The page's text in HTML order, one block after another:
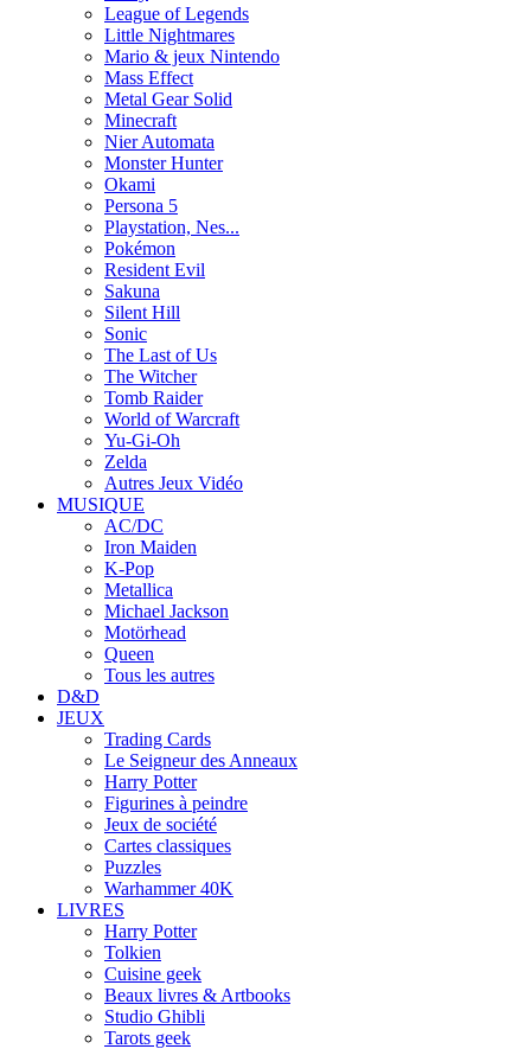
League of Legends
Little Nightmares
Mario & jeux Nintendo
Mass Effect
Metal Gear Solid
Minecraft
Nier Automata
Monster Hunter
Okami
Persona 5
Playstation, Nes...
Pokémon
Resident Evil
Sakuna
Silent Hill
Sonic
The Last of Us
The Witcher
Tomb Raider
World of Warcraft
Yu-Gi-Oh
Zelda
Autres Jeux Vidéo
MUSIQUE
AC/DC
Iron Maiden
K-Pop
Metallica
Michael Jackson
Motörhead
Queen
Tous les autres
D&D
JEUX
Trading Cards
Le Seigneur des Anneaux
Harry Potter
Figurines à peindre
Jeux de société
Cartes classiques
Puzzles
Warhammer 40K
LIVRES
Harry Potter
Tolkien
Cuisine geek
Beaux livres & Artbooks
Studio Ghibli
Tarots geek